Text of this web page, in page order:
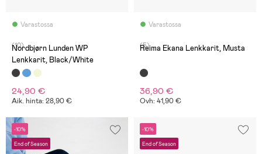
Varastossa
(10)
Nordbjørn Lunden WP
Lenkkarit, Black/White
24,90 €
Aik. hinta: 28,90 €
Varastossa
(5)
Reima Ekana Lenkkarit, Musta
36,90 €
Ovh: 41,90 €
-10%
End of Season
-10%
End of Season